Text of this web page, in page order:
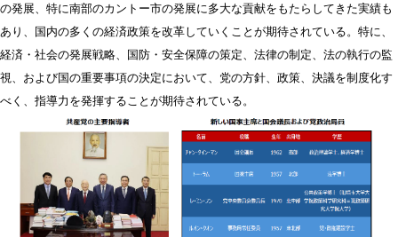
の発展、特に南部のカントー市の発展に多大な貢献をもたらしてきた実績も
あり、国内の多くの経済政策を改革していくことが期待されている。特に、
経済・社会の発展戦略、国防・安全保障の策定、法律の制定、法の執行の監
視、および国の重要事項の決定において、党の方針、政策、決議を制度化す
べく、指導力を発揮することが期待されている。